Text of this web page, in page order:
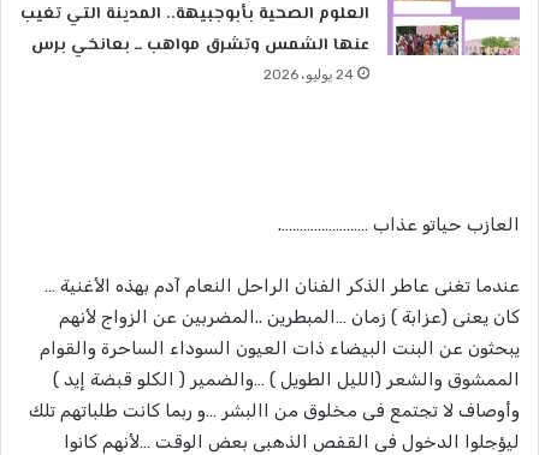
العلوم الصحية بأبوجبيهة.. المدينة التي تغيب
عنها الشمس وتشرق مواهب ــ بعانخي برس
24 يوليو، 2026
العازب حياتو عذاب …………………….
عندما تغنى عاطر الذكر الفنان الراحل النعام آدم بهذه الأغنية …
كان يعنى (عزابة ) زمان …المبطرين ..المضربين عن الزواج لأنهم
يبحثون عن البنت البيضاء ذات العيون السوداء الساحرة والقوام
الممشوق والشعر (الليل الطويل ) …والضمير ( الكلو قبضة إيد )
وأوصاف لا تجتمع فى مخلوق من االبشر …و ربما كانت طلباتهم تلك
ليؤجلوا الدخول فى القفص الذهبى بعض الوقت …لأنهم كانوا